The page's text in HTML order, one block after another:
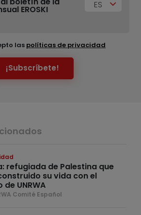
EROSKI ES
las políticas de privacidad
¡Subscríbete!
refugiada de Palestina que
su vida con el
UNRWA
Comité Español